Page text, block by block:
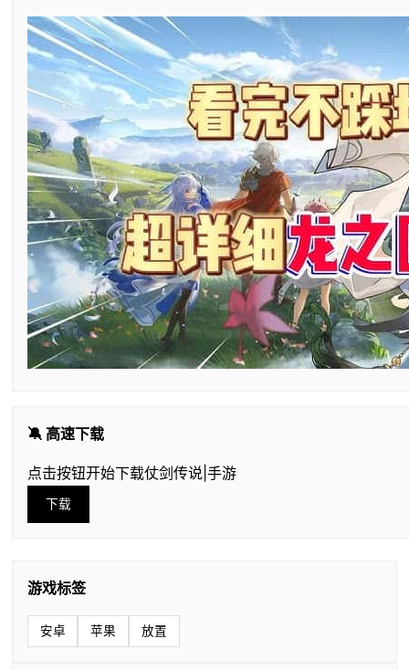
🔕 高速下载
点击按钮开始下载仗剑传说|手游
下载
游戏标签
安卓 苹果 放置